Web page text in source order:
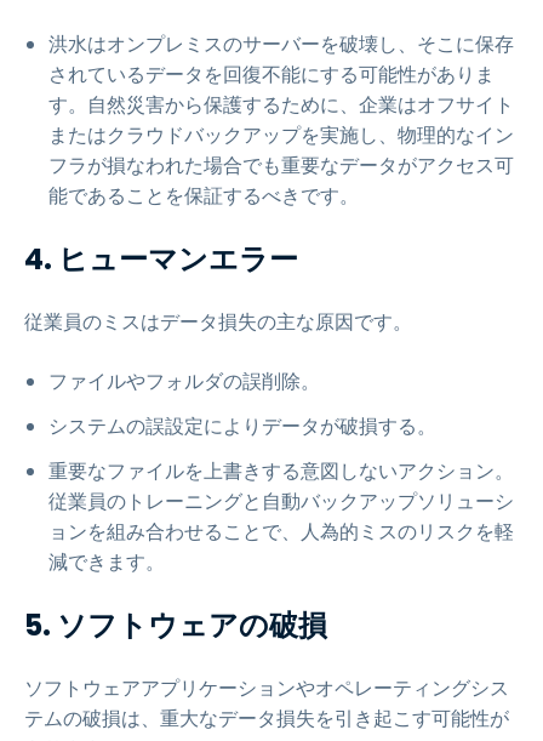
洪水はオンプレミスのサーバーを破壊し、そこに保存
されているデータを回復不能にする可能性がありま
す。自然災害から保護するために、企業はオフサイト
またはクラウドバックアップを実施し、物理的なイン
フラが損なわれた場合でも重要なデータがアクセス可
能であることを保証するべきです。
4. ヒューマンエラー
従業員のミスはデータ損失の主な原因です。
ファイルやフォルダの誤削除。
システムの誤設定によりデータが破損する。
重要なファイルを上書きする意図しないアクション。
従業員のトレーニングと自動バックアップソリューシ
ョンを組み合わせることで、人為的ミスのリスクを軽
減できます。
5. ソフトウェアの破損
ソフトウェアアプリケーションやオペレーティングシス
テムの破損は、重大なデータ損失を引き起こす可能性が